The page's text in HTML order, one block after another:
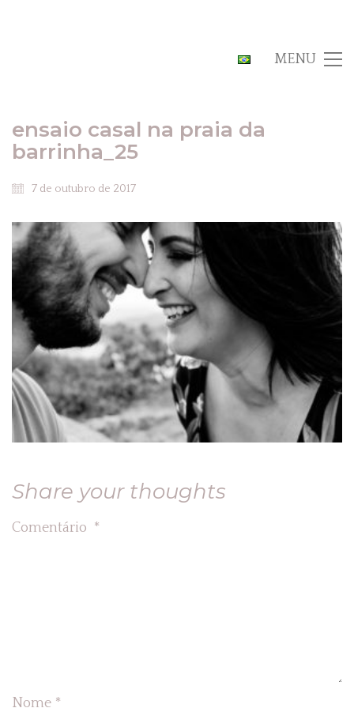
MENU
ensaio casal na praia da
barrinha_25
7 de outubro de 2017
Share your thoughts
Comentário *
Nome *